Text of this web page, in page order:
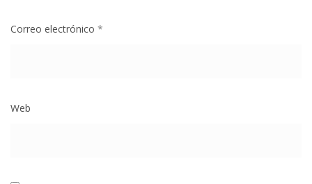
Correo electrónico *
Web